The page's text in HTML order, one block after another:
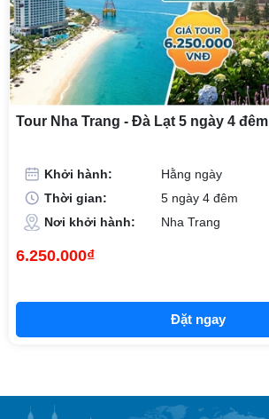
Tour Nha Trang - Đà Lạt 5 ngày 4 đêm
Khởi hành:
Hằng ngày
Thời gian:
5 ngày 4 đêm
Nơi khởi hành:
Nha Trang
6.250.000₫
Đặt ngay